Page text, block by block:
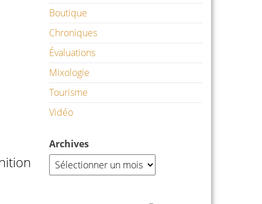
Boutique
Chroniques
Évaluations
Mixologie
Tourisme
Vidéo
Archives